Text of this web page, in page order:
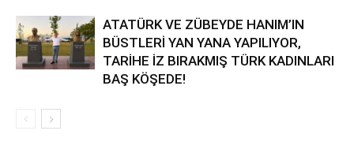
ATATÜRK VE ZÜBEYDE HANIM’IN
BÜSTLERİ YAN YANA YAPILIYOR,
TARİHE İZ BIRAKMIŞ TÜRK KADINLARI
BAŞ KÖŞEDE!